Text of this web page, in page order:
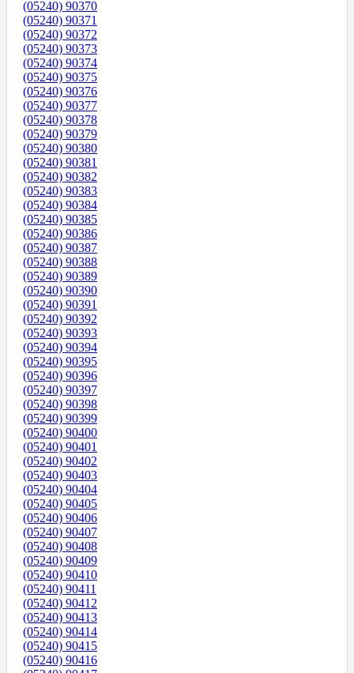
(05240) 90370
(05240) 90371
(05240) 90372
(05240) 90373
(05240) 90374
(05240) 90375
(05240) 90376
(05240) 90377
(05240) 90378
(05240) 90379
(05240) 90380
(05240) 90381
(05240) 90382
(05240) 90383
(05240) 90384
(05240) 90385
(05240) 90386
(05240) 90387
(05240) 90388
(05240) 90389
(05240) 90390
(05240) 90391
(05240) 90392
(05240) 90393
(05240) 90394
(05240) 90395
(05240) 90396
(05240) 90397
(05240) 90398
(05240) 90399
(05240) 90400
(05240) 90401
(05240) 90402
(05240) 90403
(05240) 90404
(05240) 90405
(05240) 90406
(05240) 90407
(05240) 90408
(05240) 90409
(05240) 90410
(05240) 90411
(05240) 90412
(05240) 90413
(05240) 90414
(05240) 90415
(05240) 90416